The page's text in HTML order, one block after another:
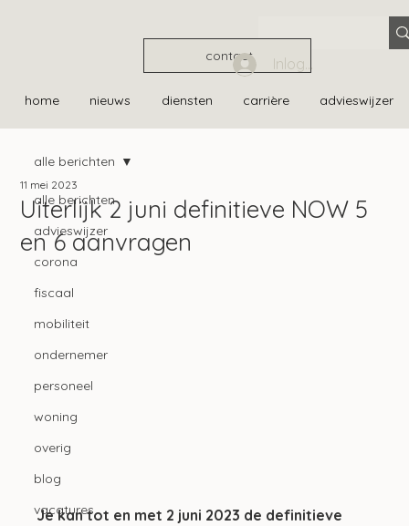
contact
home nieuws diensten carrière advieswijzer
Inloggen
alle berichten
advieswijzer
corona
fiscaal
mobiliteit
ondernemer
personeel
woning
overig
blog
vacatures
alle berichten
Uiterlijk 2 juni definitieve NOW 5
en 6 aanvragen
11 mei 2023
Je kan tot en met 2 juni 2023 de definitieve